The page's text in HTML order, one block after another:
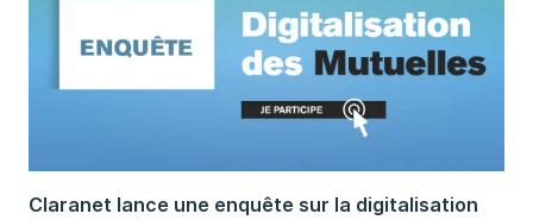
Claranet lance une enquête sur la digitalisation